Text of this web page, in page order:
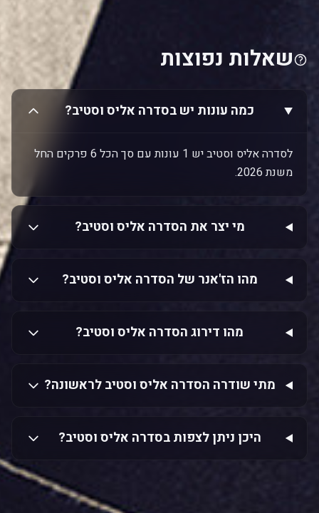
שאלות נפוצות
כמה עונות יש בסדרה אליס וסטיב?
לסדרה אליס וסטיב יש 1 עונות עם סך הכל 6 פרקים החל
משנת 2026.
מי יצר את הסדרה אליס וסטיב?
מהו הז'אנר של הסדרה אליס וסטיב?
מהו דירוג הסדרה אליס וסטיב?
מתי שודרה הסדרה אליס וסטיב לראשונה?
היכן ניתן לצפות בסדרה אליס וסטיב?